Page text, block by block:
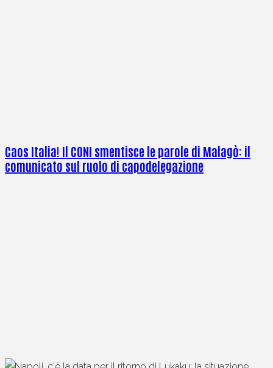
Caos Italia! Il CONI smentisce le parole di Malagò: il
comunicato sul ruolo di capodelegazione